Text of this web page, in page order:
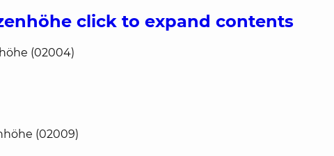
click to expand contents
(02004)
(02009)